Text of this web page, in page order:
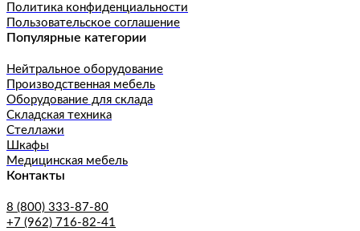
Политика конфиденциальности
Пользовательское соглашение
Популярные категории
Нейтральное оборудование
Производственная мебель
Оборудование для склада
Складская техника
Стеллажи
Шкафы
Медицинская мебель
Контакты
8 (800) 333-87-80
+7 (962) 716-82-41